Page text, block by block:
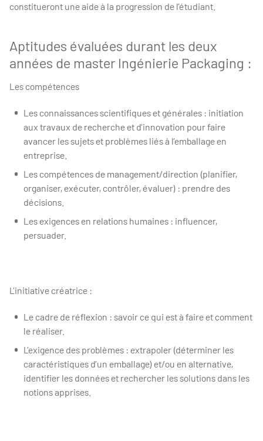
constitueront une aide à la progression de l’étudiant.
Aptitudes évaluées durant les deux
années de master Ingénierie Packaging :
Les compétences
Les connaissances scientifiques et générales : initiation
aux travaux de recherche et d’innovation pour faire
avancer les sujets et problèmes liés à l’emballage en
entreprise.
Les compétences de management/direction (planifier,
organiser, exécuter, contrôler, évaluer) : prendre des
décisions.
Les exigences en relations humaines : influencer,
persuader.
L’initiative créatrice :
Le cadre de réflexion : savoir ce qui est à faire et comment
le réaliser.
L’exigence des problèmes : extrapoler (déterminer les
caractéristiques d’un emballage) et/ou en alternative,
identifier les données et rechercher les solutions dans les
notions apprises.